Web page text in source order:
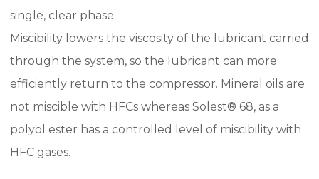
single, clear phase.
Miscibility lowers the viscosity of the lubricant carried
through the system, so the lubricant can more
efficiently return to the compressor. Mineral oils are
not miscible with HFCs whereas Solest® 68, as a
polyol ester has a controlled level of miscibility with
HFC gases.